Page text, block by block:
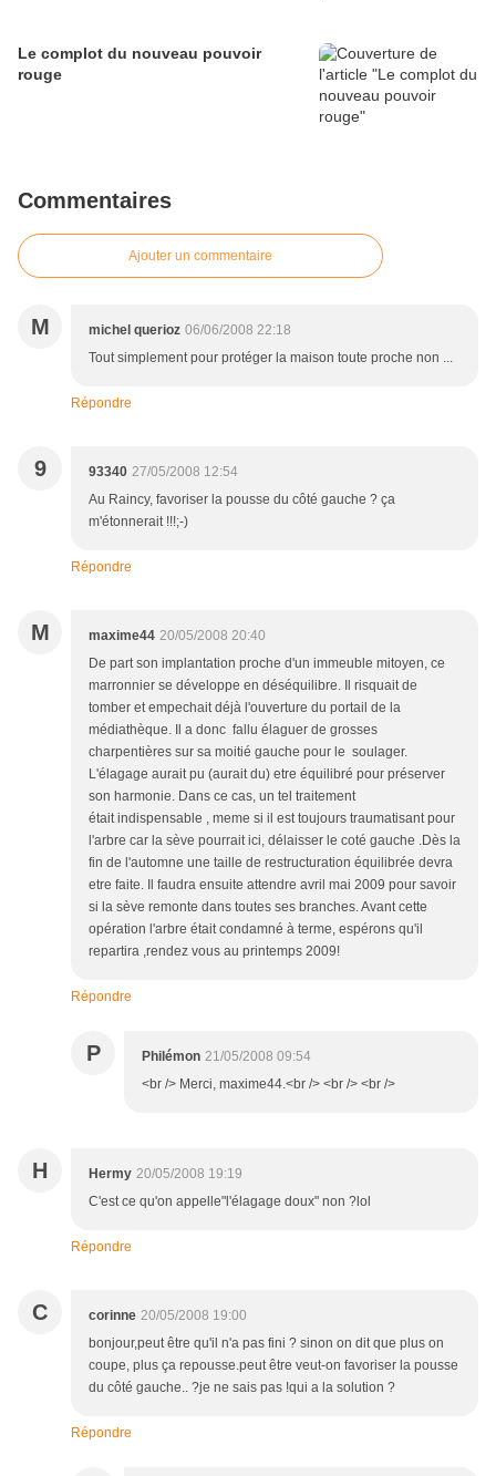
Le complot du nouveau pouvoir
rouge
Commentaires
Ajouter un commentaire
M michel querioz 06/06/2008 22:18
Tout simplement pour protéger la maison toute proche non ...
Répondre
9 93340 27/05/2008 12:54
Au Raincy, favoriser la pousse du côté gauche ? ça
m'étonnerait !!!;-)
Répondre
M maxime44 20/05/2008 20:40
De part son implantation proche d'un immeuble mitoyen, ce
marronnier se développe en déséquilibre. Il risquait de
tomber et empechait déjà l'ouverture du portail de la
médiathèque. Il a donc fallu élaguer de grosses
charpentières sur sa moitié gauche pour le soulager.
L'élagage aurait pu (aurait du) etre équilibré pour préserver
son harmonie. Dans ce cas, un tel traitement
était indispensable , meme si il est toujours traumatisant pour
l'arbre car la sève pourrait ici, délaisser le coté gauche .Dès la
fin de l'automne une taille de restructuration équilibrée devra
etre faite. Il faudra ensuite attendre avril mai 2009 pour savoir
si la sève remonte dans toutes ses branches. Avant cette
opération l'arbre était condamné à terme, espérons qu'il
repartira ,rendez vous au printemps 2009!
Répondre
P Philémon 21/05/2008 09:54
<br /> Merci, maxime44.<br /> <br /> <br />
H Hermy 20/05/2008 19:19
C'est ce qu'on appelle"l'élagage doux" non ?lol
Répondre
C corinne 20/05/2008 19:00
bonjour,peut être qu'il n'a pas fini ? sinon on dit que plus on
coupe, plus ça repousse.peut être veut-on favoriser la pousse
du côté gauche.. ?je ne sais pas !qui a la solution ?
Répondre